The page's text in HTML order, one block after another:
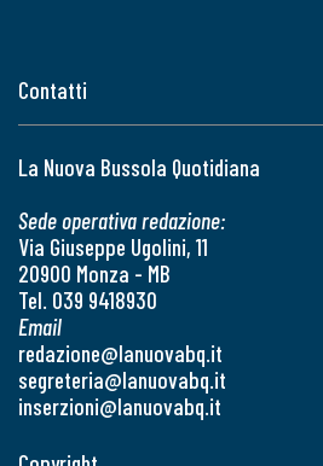
Contatti
La Nuova Bussola Quotidiana
Sede operativa redazione:
Via Giuseppe Ugolini, 11
20900 Monza - MB
Tel. 039 9418930
Email
redazione@lanuovabq.it
segreteria@lanuovabq.it
inserzioni@lanuovabq.it